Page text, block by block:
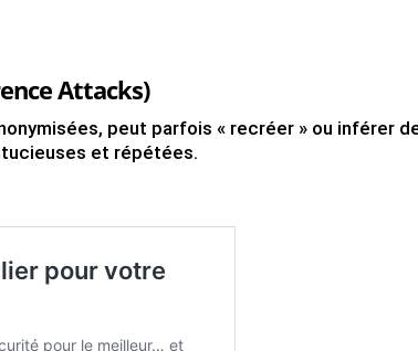
Attacks)
peut parfois « recréer » ou inférer
et répétées.